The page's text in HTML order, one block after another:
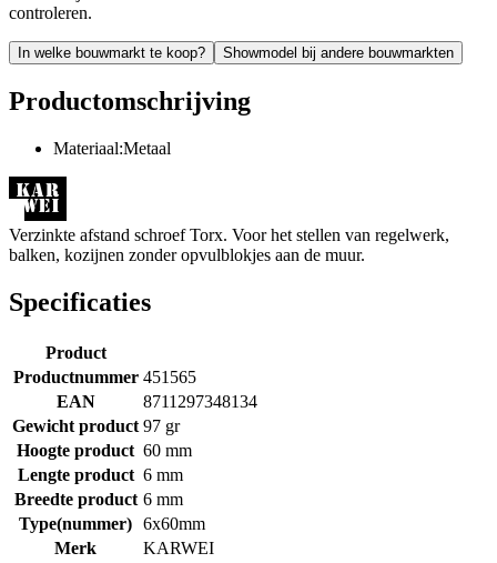
controleren.
In welke bouwmarkt te koop? Showmodel bij andere bouwmarkten
Productomschrijving
Materiaal:Metaal
Verzinkte afstand schroef Torx. Voor het stellen van regelwerk,
balken, kozijnen zonder opvulblokjes aan de muur.
Specificaties
Product
Productnummer 451565
EAN
8711297348134
Gewicht product 97 gr
Hoogte product 60 mm
Lengte product 6 mm
Breedte product 6 mm
Type(nummer) 6x60mm
Merk
KARWEI